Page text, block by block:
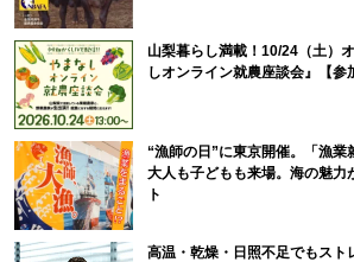
山梨暮らし満載！10/24（土）
しオンライン就農座談会』【参
“漁師の日”に東京開催。「漁
大人も子どもも来場。海の魅力
ト
高温・乾燥・日照不足でもスト